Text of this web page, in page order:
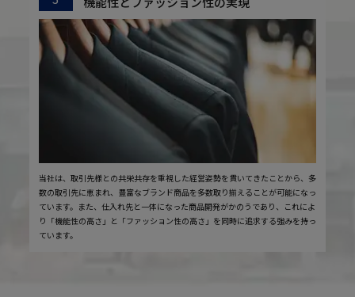
当社は、取引先様との共栄共存を重視した経営姿勢を貫いてきたことから、多
数の取引先に恵まれ、豊富なブランド商品を多数取り揃えることが可能になっ
ています。また、仕入れ先と一体になった商品開発がかのうであり、これによ
り「機能性の高さ」と「ファッション性の高さ」を同時に追求する強みを持っ
ています。